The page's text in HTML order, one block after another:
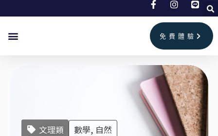
免費體驗
文理類 數學, 自然